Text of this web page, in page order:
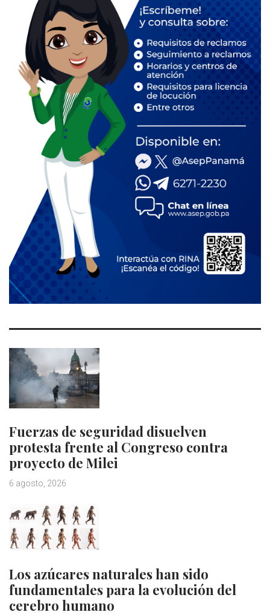
Fuerzas de seguridad disuelven
protesta frente al Congreso contra
proyecto de Milei
6 agosto, 2026
Los azúcares naturales han sido
fundamentales para la evolución del
cerebro humano